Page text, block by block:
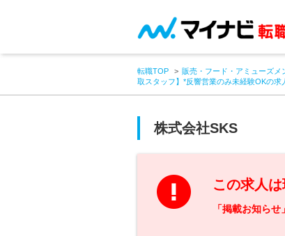
転職TOP 販売・フード・アミューズメ
取スタッフ】*反響営業のみ未経験OKの求
株式会社SKS
この求人
「掲載お知ら